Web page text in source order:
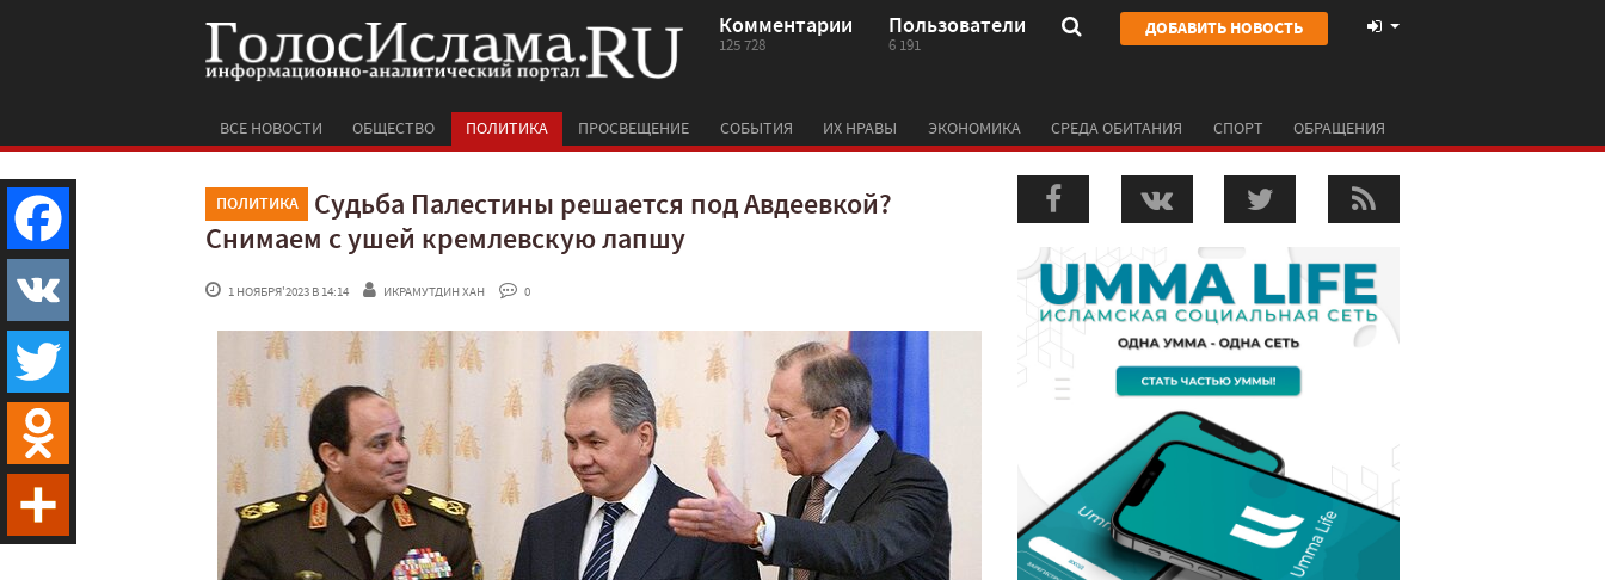
Комментарии
125 728
Пользователи
6 191
ДОБАВИТЬ НОВОСТЬ
ВСЕ НОВОСТИ ОБЩЕСТВО ПОЛИТИКА ПРОСВЕЩЕНИЕ СОБЫТИЯ ИХ НРАВЫ ЭКОНОМИКА СРЕДА ОБИТАНИЯ СПОРТ ОБРАЩЕНИЯ
ПОЛИТИКА
Судьба Палестины решается под Авдеевкой?
Снимаем с ушей кремлевскую лапшу
1 НОЯБРЯ'2023 В 14:14 ИКРАМУТДИН ХАН 0
Facebook
VK
Twitter
Odnoklassniki